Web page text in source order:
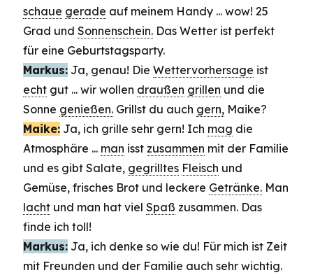
schaue gerade auf meinem Handy ... wow! 25
Grad und Sonnenschein. Das Wetter ist perfekt
für eine Geburtstagsparty.
Markus: Ja, genau! Die Wettervorhersage ist
echt gut ... wir wollen draußen grillen und die
Sonne genießen. Grillst du auch gern, Maike?
Maike: Ja, ich grille sehr gern! Ich mag die
Atmosphäre ... man isst zusammen mit der Familie
und es gibt Salate, gegrilltes Fleisch und
Gemüse, frisches Brot und leckere Getränke. Man
lacht und man hat viel Spaß zusammen. Das
finde ich toll!
Markus: Ja, ich denke so wie du! Für mich ist Zeit
mit Freunden und der Familie auch sehr wichtig.